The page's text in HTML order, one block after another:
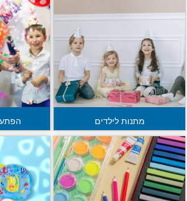
מתנות לילדים